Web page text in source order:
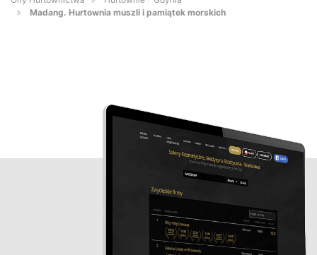
Madang. Hurtownia muszli i pamiątek morskich